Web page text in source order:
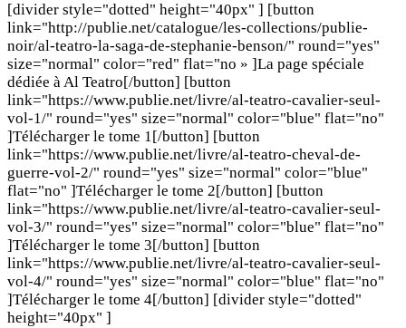
[divider style="dotted" height="40px" ] [button
link="http://publie.net/catalogue/les-collections/publie-
noir/al-teatro-la-saga-de-stephanie-benson/" round="yes"
size="normal" color="red" flat="no » ]La page spéciale
dédiée à Al Teatro[/button] [button
link="https://www.publie.net/livre/al-teatro-cavalier-seul-
vol-1/" round="yes" size="normal" color="blue" flat="no"
]Télécharger le tome 1[/button] [button
link="https://www.publie.net/livre/al-teatro-cheval-de-
guerre-vol-2/" round="yes" size="normal" color="blue"
flat="no" ]Télécharger le tome 2[/button] [button
link="https://www.publie.net/livre/al-teatro-cavalier-seul-
vol-3/" round="yes" size="normal" color="blue" flat="no"
]Télécharger le tome 3[/button] [button
link="https://www.publie.net/livre/al-teatro-cavalier-seul-
vol-4/" round="yes" size="normal" color="blue" flat="no"
]Télécharger le tome 4[/button] [divider style="dotted"
height="40px" ]